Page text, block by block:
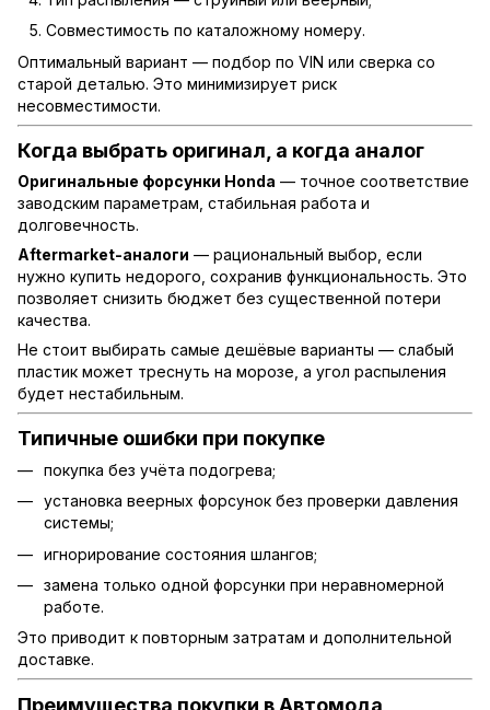
Совместимость по каталожному номеру.
Оптимальный вариант — подбор по VIN или сверка со
старой деталью. Это минимизирует риск
несовместимости.
Когда выбрать оригинал, а когда аналог
Оригинальные форсунки Honda — точное соответствие
заводским параметрам, стабильная работа и
долговечность.
Aftermarket-аналоги — рациональный выбор, если
нужно купить недорого, сохранив функциональность. Это
позволяет снизить бюджет без существенной потери
качества.
Не стоит выбирать самые дешёвые варианты — слабый
пластик может треснуть на морозе, а угол распыления
будет нестабильным.
Типичные ошибки при покупке
покупка без учёта подогрева;
установка веерных форсунок без проверки давления
системы;
игнорирование состояния шлангов;
замена только одной форсунки при неравномерной
работе.
Это приводит к повторным затратам и дополнительной
доставке.
Преимущества покупки в Автомода